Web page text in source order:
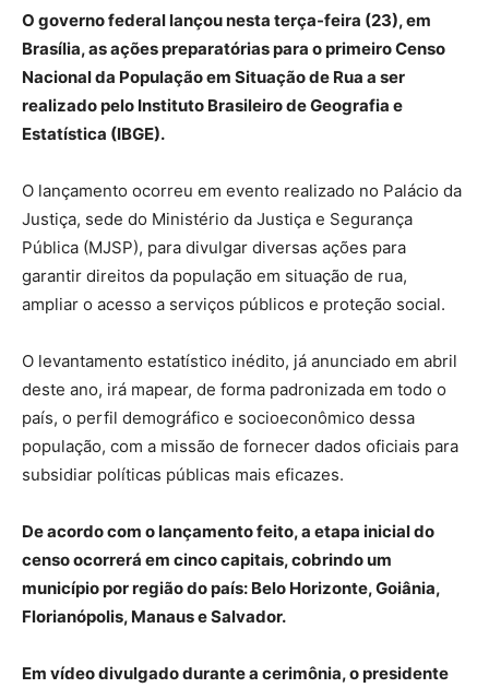
O governo federal lançou nesta terça-feira (23), em
Brasília, as ações preparatórias para o primeiro Censo
Nacional da População em Situação de Rua a ser
realizado pelo Instituto Brasileiro de Geografia e
Estatística (IBGE).
O lançamento ocorreu em evento realizado no Palácio da
Justiça, sede do Ministério da Justiça e Segurança
Pública (MJSP), para divulgar diversas ações para
garantir direitos da população em situação de rua,
ampliar o acesso a serviços públicos e proteção social.
O levantamento estatístico inédito, já anunciado em abril
deste ano, irá mapear, de forma padronizada em todo o
país, o perfil demográfico e socioeconômico dessa
população, com a missão de fornecer dados oficiais para
subsidiar políticas públicas mais eficazes.
De acordo com o lançamento feito, a etapa inicial do
censo ocorrerá em cinco capitais, cobrindo um
município por região do país: Belo Horizonte, Goiânia,
Florianópolis, Manaus e Salvador.
Em vídeo divulgado durante a cerimônia, o presidente